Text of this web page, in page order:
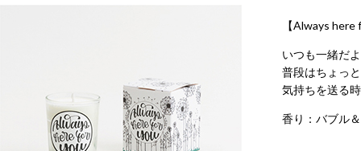
【Always here
いつも一緒だ
普段はちょっ
気持ちを送る
香り：バブル